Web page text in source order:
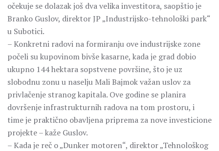
očekuje se dolazak još dva velika investitora, saopštio je
Branko Guslov, direktor JP „Industrijsko-tehnološki park“
u Subotici.
– Konkretni radovi na formiranju ove industrijske zone
počeli su kupovinom bivše kasarne, kada je grad dobio
ukupno 144 hektara sopstvene površine, što je uz
slobodnu zonu u naselju Mali Bajmok važan uslov za
privlačenje stranog kapitala. Ove godine se planira
dovršenje infrastrukturnih radova na tom prostoru, i
time je praktično obavljena priprema za nove investicione
projekte – kaže Guslov.
– Kada je reč o „Dunker motoren“, direktor „Tehnološkog